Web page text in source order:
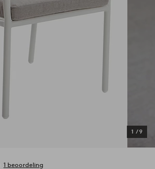
1 /9
1 beoordeling